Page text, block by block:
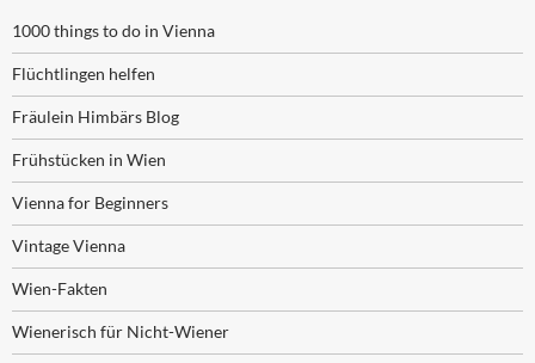
1000 things to do in Vienna
Flüchtlingen helfen
Fräulein Himbärs Blog
Frühstücken in Wien
Vienna for Beginners
Vintage Vienna
Wien-Fakten
Wienerisch für Nicht-Wiener